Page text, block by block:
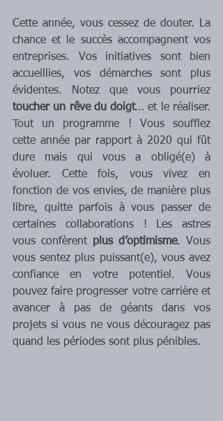
Cette année, vous cessez de douter. La
chance et le succès accompagnent vos
entreprises. Vos initiatives sont bien
accueillies, vos démarches sont plus
toucher un rêve du doigt… et le réaliser.
Tout un programme ! Vous soufflez
cette année par rapport à 2020 qui fût
dure mais qui vous a obligé(e) à
évoluer. Cette fois, vous vivez en
fonction de vos envies, de manière plus
libre, quitte parfois à vous passer de
certaines collaborations ! Les astres
vous confèrent plus d’optimisme. Vous
vous sentez plus puissant(e), vous avez
confiance en votre potentiel. Vous
pouvez faire progresser votre carrière et
avancer à pas de géants dans vos
projets si vous ne vous découragez pas
quand les périodes sont plus pénibles.